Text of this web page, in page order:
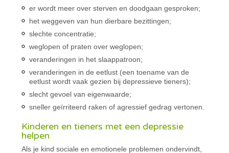
er wordt meer over sterven en doodgaan gesproken;
het weggeven van hun dierbare bezittingen;
slechte concentratie;
weglopen of praten over weglopen;
veranderingen in het slaappatroon;
veranderingen in de eetlust (een toename van de
eetlust wordt vaak gezien bij depressieve tieners);
slecht gevoel van eigenwaarde;
sneller geïrriteerd raken of agressief gedrag vertonen.
Kinderen en tieners met een depressie
helpen
Als je kind sociale en emotionele problemen ondervindt,